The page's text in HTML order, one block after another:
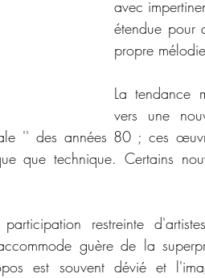
avec
étendue pour
propre
La tendance
vers une
'' des années 80 ; ces
que technique. Certains
restreinte
guère de la
est souvent dévié et